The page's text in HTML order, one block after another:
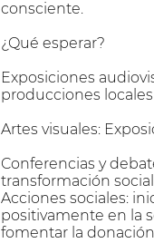
consciente.
¿Qué esperar?
Exposiciones
producciones
Artes visuales:
Conferencias y
transformación
Acciones sociales:
positivamente en la
fomentar la